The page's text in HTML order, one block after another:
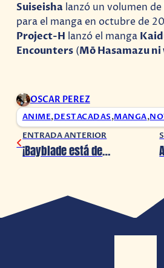
Suiseisha lanzó un volumen
para el manga en octubre de
Project-H lanzó el manga
Encounters (Mō Hasamazu
OSCAR PEREZ
ANIME,DESTACADAS,MANGA,
ENTRADA ANTERIOR
¡Bayblade está de vuelta!